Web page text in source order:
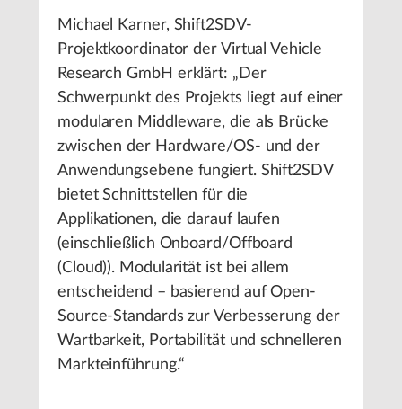
Michael Karner, Shift2SDV-
Projektkoordinator der Virtual Vehicle
Research GmbH erklärt: „Der
Schwerpunkt des Projekts liegt auf einer
modularen Middleware, die als Brücke
zwischen der Hardware/OS- und der
Anwendungsebene fungiert. Shift2SDV
bietet Schnittstellen für die
Applikationen, die darauf laufen
(einschließlich Onboard/Offboard
(Cloud)). Modularität ist bei allem
entscheidend – basierend auf Open-
Source-Standards zur Verbesserung der
Wartbarkeit, Portabilität und schnelleren
Markteinführung.“